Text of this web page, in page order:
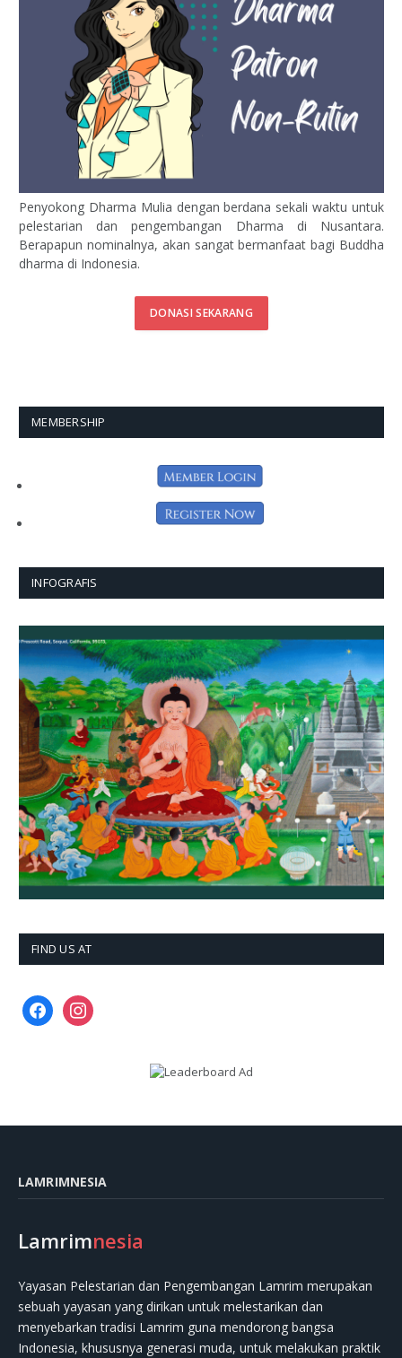
Penyokong Dharma Mulia dengan berdana sekali waktu untuk
pelestarian dan pengembangan Dharma di Nusantara.
Berapapun nominalnya, akan sangat bermanfaat bagi Buddha
dharma di Indonesia.
DONASI SEKARANG
MEMBERSHIP
INFOGRAFIS
FIND US AT
facebookinstagram
LAMRIMNESIA
Lamrimnesia
Yayasan Pelestarian dan Pengembangan Lamrim merupakan
sebuah yayasan yang dirikan untuk melestarikan dan
menyebarkan tradisi Lamrim guna mendorong bangsa
Indonesia, khususnya generasi muda, untuk melakukan praktik